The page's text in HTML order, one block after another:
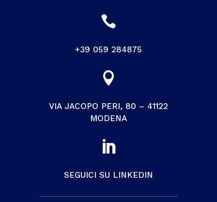

+39 059 284875

VIA JACOPO PERI, 80 – 41122
MODENA

SEGUICI SU LINKEDIN